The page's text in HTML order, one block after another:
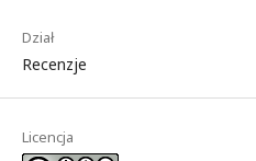
Dział
Recenzje
Licencja